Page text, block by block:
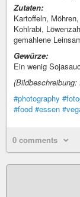
Zutaten:
Kartoffeln,
Kohlrabi,
gemahlene
Gewürze:
Ein wenig
#photography
#food #essen
0 comments